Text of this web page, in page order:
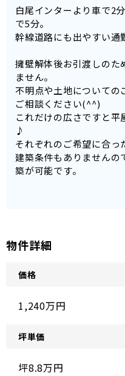
白尾インターより車で2
で5分。
幹線道路にも出やすい通
擁壁解体後お引渡しのた
ません。
不明点や土地についての
ご相談ください(^^)
これだけの広さですと
♪
それぞれのご希望に合っ
建築条件もありませんの
築が可能です。
物件詳細
価格
1,240万円
坪単価
坪8.8万円